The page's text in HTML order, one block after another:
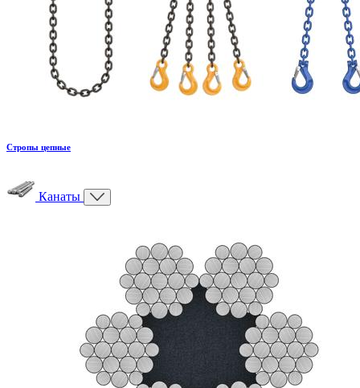
Стропы цепные
Канаты